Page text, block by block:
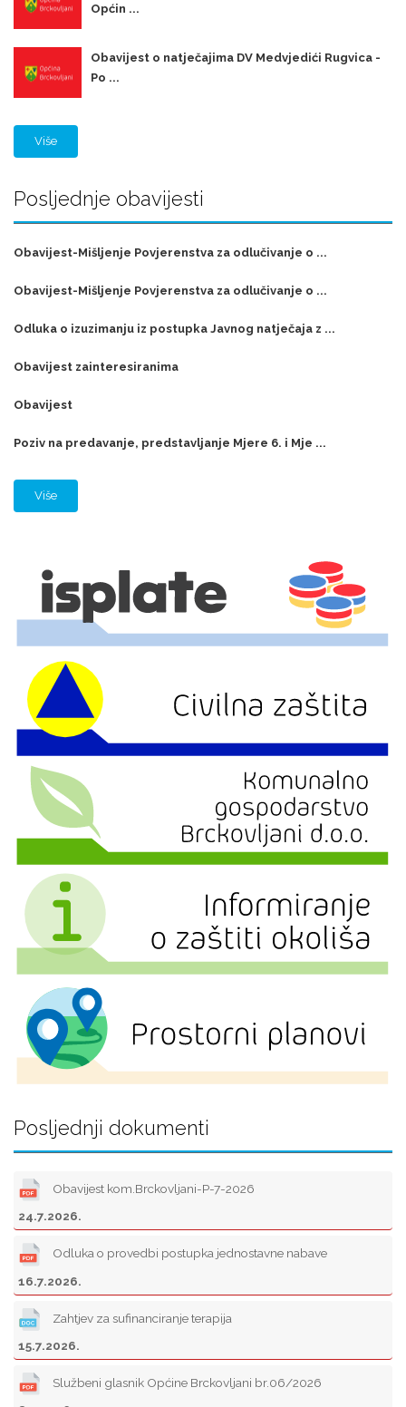
Općin ...
Obavijest o natječajima DV Medvjedići Rugvica -
Po ...
Više
Posljednje obavijesti
Obavijest-Mišljenje Povjerenstva za odlučivanje o ...
Obavijest-Mišljenje Povjerenstva za odlučivanje o ...
Odluka o izuzimanju iz postupka Javnog natječaja z ...
Obavijest zainteresiranima
Obavijest
Poziv na predavanje, predstavljanje Mjere 6. i Mje ...
Više
Posljednji dokumenti
Obavijest kom.Brckovljani-P-7-2026
24.7.2026.
Odluka o provedbi postupka jednostavne nabave
16.7.2026.
Zahtjev za sufinanciranje terapija
15.7.2026.
Službeni glasnik Općine Brckovljani br.06/2026